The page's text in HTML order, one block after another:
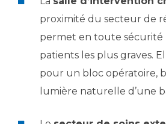
proximité du secteur de
permet en toute sécurité
patients les plus graves.
pour un bloc opératoire,
lumière naturelle d’une